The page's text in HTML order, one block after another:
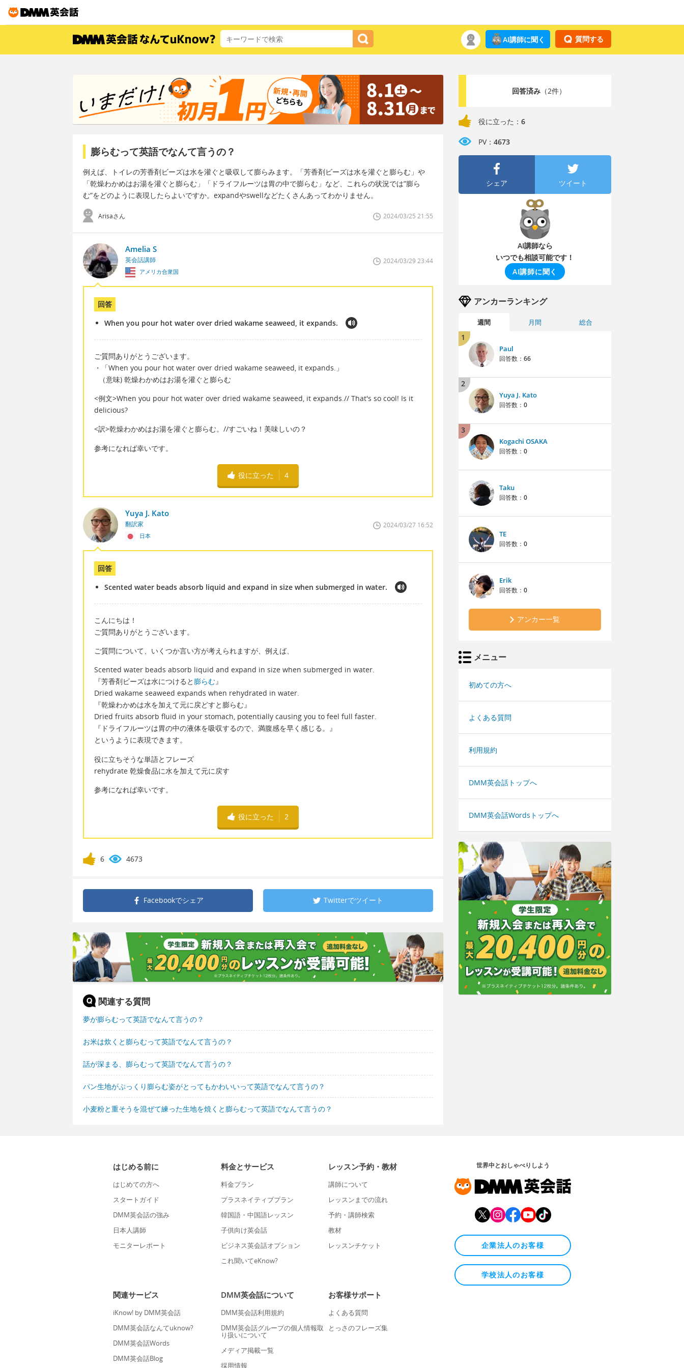
質問する
AI講師に聞く
膨らむって英語でなんて言うの？
例えば、トイレの芳香剤ビーズは水を灌ぐと吸収して膨らみます。「芳香剤ビーズは水を灌ぐと膨らむ」や
「乾燥わかめはお湯を灌ぐと膨らむ」「ドライフルーツは胃の中で膨らむ」など、これらの状況では”膨ら
む”をどのように表現したらよいですか。expandやswellなどたくさんあってわかりません。
Arisaさん 2024/03/25 21:55
Amelia S
英会話講師
アメリカ合衆国
2024/03/29 23:44
回答
When you pour hot water over dried wakame seaweed, it expands.
ご質問ありがとうございます。
・「When you pour hot water over dried wakame seaweed, it expands.」
（意味) 乾燥わかめはお湯を灌ぐと膨らむ
<例文>When you pour hot water over dried wakame seaweed, it expands.// That's so cool! Is it
delicious?
<訳>乾燥わかめはお湯を灌ぐと膨らむ。//すごいね！美味しいの？
参考になれば幸いです。
役に立った 4
Yuya J. Kato
翻訳家
日本
2024/03/27 16:52
回答
Scented water beads absorb liquid and expand in size when submerged in water.
こんにちは！
ご質問ありがとうございます。
ご質問について、いくつか言い方が考えられますが、例えば、
Scented water beads absorb liquid and expand in size when submerged in water.
『芳香剤ビーズは水につけると 膨らむ』
Dried wakame seaweed expands when rehydrated in water.
『乾燥わかめは水を加えて元に戻どすと膨らむ』
Dried fruits absorb fluid in your stomach, potentially causing you to feel full faster.
『ドライフルーツは胃の中の液体を吸収するので、満腹感を早く感じる。』
というように表現できます。
役に立ちそうな単語とフレーズ
rehydrate 乾燥食品に水を加えて元に戻す
参考になれば幸いです。
役に立った 2
6 4673
Facebookでシェア Twitterでツイート
関連する質問
夢が膨らむって英語でなんて言うの？
お米は炊くと膨らむって英語でなんて言うの？
話が深まる、膨らむって英語でなんて言うの？
パン生地がぷっくり膨らむ姿がとってもかわいいって英語でなんて言うの？
小麦粉と重そうを混ぜて練った生地を焼くと膨らむって英語でなんて言うの？
回答済み（2件）
役に立った： 6
PV： 4673
シェア ツイート
AI講師なら
いつでも相談可能です！
AI講師に聞く
アンカーランキング
週間 月間 総合
1
Paul
回答数： 66
2
Yuya J. Kato
回答数： 0
3
Kogachi OSAKA
回答数： 0
Taku
回答数： 0
TE
回答数： 0
Erik
回答数： 0
アンカー一覧
メニュー
初めての方へ
よくある質問
利用規約
DMM英会話トップへ
DMM英会話Wordsトップへ
はじめる前に
はじめての方へ
スタートガイド
DMM英会話の強み
日本人講師
モニターレポート
料金とサービス
料金プラン
プラスネイティブプラン
韓国語・中国語レッスン
子供向け英会話
ビジネス英会話オプション
これ聞いてeKnow?
レッスン予約・教材
講師について
レッスンまでの流れ
予約・講師検索
教材
レッスンチケット
関連サービス
iKnow! by DMM英会話
DMM英会話なんてuknow?
DMM英会話Words
DMM英会話Blog
DMM英会話について
DMM英会話利用規約
DMM英会話グループの個人情報取
り扱いについて
メディア掲載一覧
採用情報
お客様サポート
よくある質問
とっさのフレーズ集
世界中とおしゃべりしよう
企業法人のお客様
学校法人のお客様